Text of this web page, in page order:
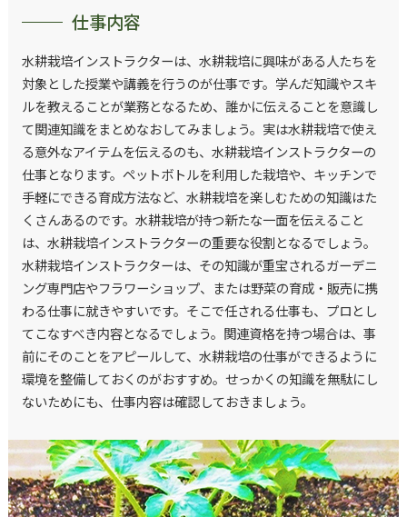
仕事内容
水耕栽培インストラクターは、水耕栽培に興味がある人たちを
対象とした授業や講義を行うのが仕事です。学んだ知識やスキ
ルを教えることが業務となるため、誰かに伝えることを意識し
て関連知識をまとめなおしてみましょう。実は水耕栽培で使え
る意外なアイテムを伝えるのも、水耕栽培インストラクターの
仕事となります。ペットボトルを利用した栽培や、キッチンで
手軽にできる育成方法など、水耕栽培を楽しむための知識はた
くさんあるのです。水耕栽培が持つ新たな一面を伝えること
は、水耕栽培インストラクターの重要な役割となるでしょう。
水耕栽培インストラクターは、その知識が重宝されるガーデニ
ング専門店やフラワーショップ、または野菜の育成・販売に携
わる仕事に就きやすいです。そこで任される仕事も、プロとし
てこなすべき内容となるでしょう。関連資格を持つ場合は、事
前にそのことをアピールして、水耕栽培の仕事ができるように
環境を整備しておくのがおすすめ。せっかくの知識を無駄にし
ないためにも、仕事内容は確認しておきましょう。